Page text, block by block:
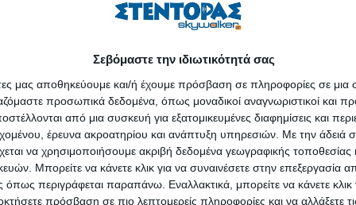
Σεβόμαστε την ιδιωτικότητά σας
μας αποθηκεύουμε και/ή έχουμε πρόσβαση σε πληροφορίες σε
προσωπικά δεδομένα, όπως μοναδικοί αναγνωριστικοί και
από μια συσκευή για εξατομικευμένες διαφημίσεις και
έρευνα ακροατηρίου και ανάπτυξη υπηρεσιών. Με την άδειά
να χρησιμοποιήσουμε ακριβή δεδομένα γεωγραφικής τοποθεσίας
Μπορείτε να κάνετε κλικ για να συναινέσετε στην επεξεργασία
περιγράφεται παραπάνω. Εναλλακτικά, μπορείτε να κάνετε κλικ
πρόσβαση σε πιο λεπτομερείς πληροφορίες και να αλλάξετε
παιδικών ενδυμάτων και ο κορυφαίος προμηθευτής προϊόντων
όπου δραστηριοποιείται.
καταστήματα και προσφέρει φιλική εξυπηρέτηση.
(https://swr.gr/Q74oM)
(1 χρόνος) - Κόρινθος (https://swr.gr/zdk4d)
- Άργος, Δαλαμανάρα (https://swr.gr/Q4ZuB )